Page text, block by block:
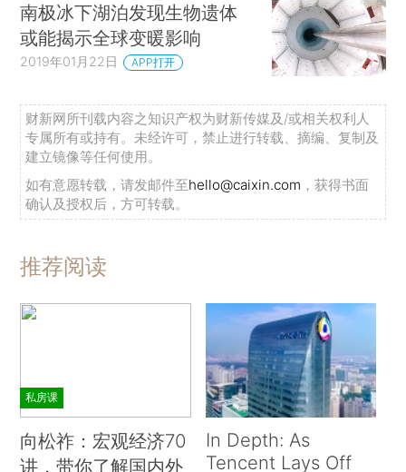
南极冰下湖泊发现生物遗体
或能揭示全球变暖影响
2019年01月22日 APP打开
财新网所刊载内容之知识产权为财新传媒及/或相关权利人
专属所有或持有。未经许可，禁止进行转载、摘编、复制及
建立镜像等任何使用。
如有意愿转载，请发邮件至hello@caixin.com ，获得书面
确认及授权后，方可转载。
推荐阅读
私房课
向松祚：宏观经济70
讲，带你了解国内外
In Depth: As
Tencent Lays Off